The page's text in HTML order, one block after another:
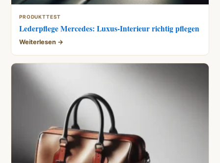
PRODUKTTEST
Lederpflege Mercedes: Luxus-Interieur richtig pflegen
Weiterlesen →